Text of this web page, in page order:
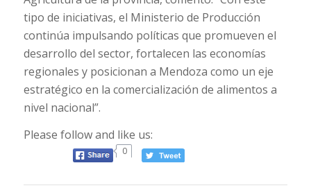
tipo de iniciativas, el Ministerio de Producción
continúa impulsando políticas que promueven el
desarrollo del sector, fortalecen las economías
regionales y posicionan a Mendoza como un eje
estratégico en la comercialización de alimentos a
nivel nacional”.
Please follow and like us:
0